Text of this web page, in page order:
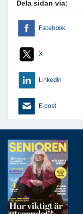
Dela sidan via:
Facebook
X
LinkedIn
E-post